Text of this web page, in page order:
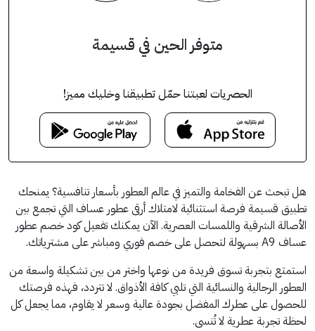
متوفر الحين في قسيمة
الحصريات لعبتنا حمّل تطبيقنا وخليك مميز!
هل تبحث عن الفخامة والتميز في عالم العطور بأسعار تنافسية؟ يمنحك
تطبيق قسيمة فرصة استثنائية لامتلاك أرقى عطور عساف التي تجمع بين
الأصالة الشرقية واللمسات العصرية. الآن يمكنك تفعيل كود خصم عطور
عساف A9 بسهولة لتحصل على خصم فوري ومباشر على مشترياتك.
استمتع بتجربة تسوق فريدة من نوعها واختر من بين تشكيلة واسعة من
العطور الرجالية والنسائية التي تلبي كافة الأذواق. لا تتردد، فهذه فرصتك
للحصول على عطرك المفضل بجودة عالية وسعر لا يقاوم، مما يجعل كل
لحظة تجربة عطرية لا تُنسى.